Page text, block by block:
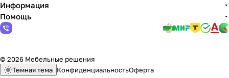
Информация
Помощь
© 2026 Мебельные решения
Темная тема КонфиденциальностьОферта